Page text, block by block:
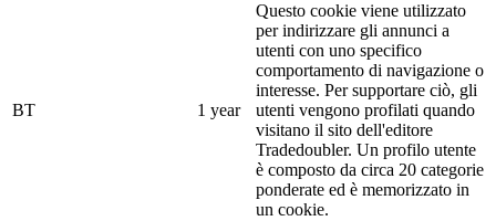
BT 1 year
Questo cookie viene utilizzato
per indirizzare gli annunci a
utenti con uno specifico
comportamento di navigazione o
interesse. Per supportare ciò, gli
utenti vengono profilati quando
visitano il sito dell'editore
Tradedoubler. Un profilo utente
è composto da circa 20 categorie
ponderate ed è memorizzato in
un cookie.